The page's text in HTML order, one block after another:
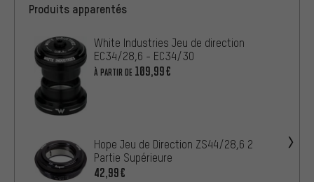
Produits apparentés
White Industries Jeu de direction
EC34/28,6 - EC34/30
À PARTIR DE 109,99€
Hope Jeu de Direction ZS44/28,6 2
Partie Supérieure
42,99€